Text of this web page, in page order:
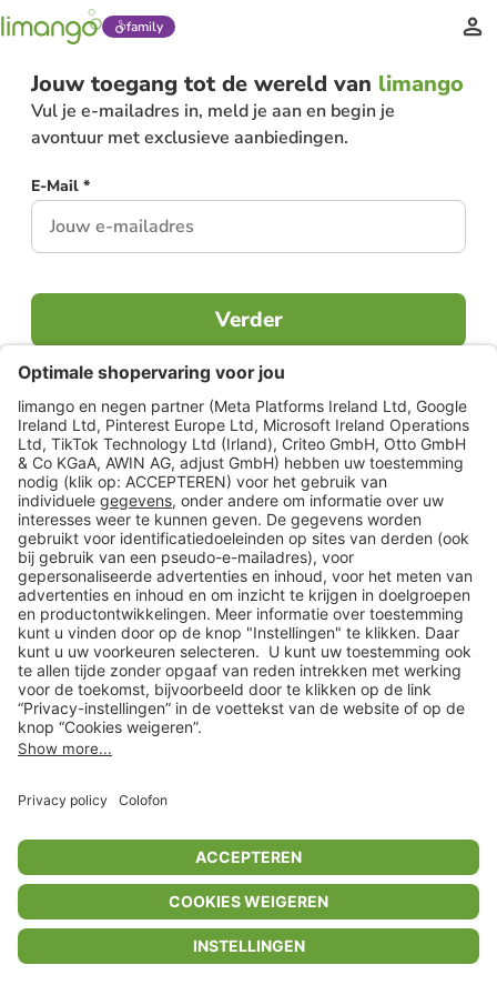
family
Jouw toegang tot de wereld van limango
Vul je e-mailadres in, meld je aan en begin je
avontuur met exclusieve aanbiedingen.
E-Mail *
Verder
Al lid?Inloggen
PrivacyinstellingenAlgemene voorwaardenPrivacybeleidColofon
Help Center